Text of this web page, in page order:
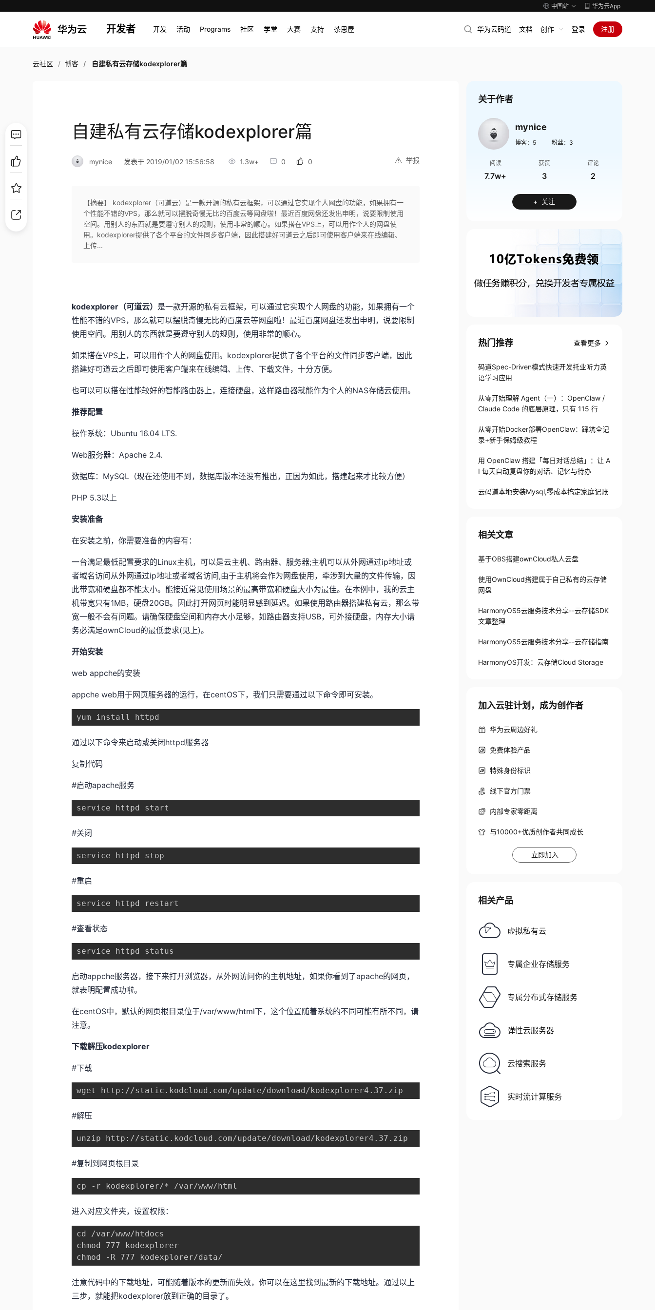
中国站 华为云App
开发者 开发 活动 Programs 社区 学堂 大赛 支持 茶思屋 华为云码道 文档 创作 登录 注册
云社区 博客 自建私有云存储kodexplorer篇
自建私有云存储kodexplorer篇
举报
mynice 发表于 2019/01/02 15:56:58 1.3w+ 0 0
【摘要】 kodexplorer（可道云）是一款开源的私有云框架，可以通过它实现个人网盘的功能，如果拥有一
个性能不错的VPS，那么就可以摆脱奇慢无比的百度云等网盘啦！最近百度网盘还发出申明，说要限制使用
空间。用别人的东西就是要遵守别人的规则，使用非常的顺心。如果搭在VPS上，可以用作个人的网盘使
用。kodexplorer提供了各个平台的文件同步客户端，因此搭建好可道云之后即可使用客户端来在线编辑、
上传...
kodexplorer（可道云） 是一款开源的私有云框架，可以通过它实现个人网盘的功能，如果拥有一个
性能不错的VPS，那么就可以摆脱奇慢无比的百度云等网盘啦！最近百度网盘还发出申明，说要限制
使用空间。用别人的东西就是要遵守别人的规则，使用非常的顺心。
如果搭在VPS上，可以用作个人的网盘使用。kodexplorer提供了各个平台的文件同步客户端，因此
搭建好可道云之后即可使用客户端来在线编辑、上传、下载文件，十分方便。
也可以可以搭在性能较好的智能路由器上，连接硬盘，这样路由器就能作为个人的NAS存储云使用。
推荐配置
操作系统：Ubuntu 16.04 LTS.
Web服务器：Apache 2.4.
数据库：MySQL（现在还使用不到，数据库版本还没有推出，正因为如此，搭建起来才比较方便）
PHP 5.3以上
安装准备
在安装之前，你需要准备的内容有：
一台满足最低配置要求的Linux主机，可以是云主机、路由器、服务器;主机可以从外网通过ip地址或
者域名访问从外网通过ip地址或者域名访问,由于主机将会作为网盘使用，牵涉到大量的文件传输，因
此带宽和硬盘都不能太小。能接近常见使用场景的最高带宽和硬盘大小为最佳。在本例中，我的云主
机带宽只有1MB，硬盘20GB。因此打开网页时能明显感到延迟。如果使用路由器搭建私有云，那么带
宽一般不会有问题。请确保硬盘空间和内存大小足够，如路由器支持USB，可外接硬盘，内存大小请
务必满足ownCloud的最低要求(见上)。
开始安装
web appche的安装
appche web用于网页服务器的运行，在centOS下，我们只需要通过以下命令即可安装。
yum install httpd
通过以下命令来启动或关闭httpd服务器
复制代码
#启动apache服务
service httpd start
#关闭
service httpd stop
#重启
service httpd restart
#查看状态
service httpd status
启动appche服务器，接下来打开浏览器，从外网访问你的主机地址，如果你看到了apache的网页，
就表明配置成功啦。
在centOS中，默认的网页根目录位于/var/www/html下，这个位置随着系统的不同可能有所不同，请
注意。
下载解压kodexplorer
#下载
wget http://static.kodcloud.com/update/download/kodexplorer4.37.zip
#解压
unzip http://static.kodcloud.com/update/download/kodexplorer4.37.zip
#复制到网页根目录
cp -r kodexplorer/* /var/www/html
进入对应文件夹，设置权限：
cd /var/www/htdocs
chmod 777 kodexplorer
chmod -R 777 kodexplorer/data/
注意代码中的下载地址，可能随着版本的更新而失效，你可以在这里找到最新的下载地址。通过以上
三步，就能把kodexplorer放到正确的目录了。
关于作者
mynice
博客： 5 粉丝： 3
阅读
7.7w+
获赞
3
评论
2
+ 关注
热门推荐 查看更多
码道Spec-Driven模式快速开发托业听力英
语学习应用
从零开始理解 Agent（一）：OpenClaw /
Claude Code 的底层原理，只有 115 行
从零开始Docker部署OpenClaw：踩坑全记
录+新手保姆级教程
用 OpenClaw 搭建「每日对话总结」：让 A
I 每天自动复盘你的对话、记忆与待办
云码道本地安装Mysql,零成本搞定家庭记账
相关文章
基于OBS搭建ownCloud私人云盘
使用OwnCloud搭建属于自己私有的云存储
网盘
HarmonyOS5云服务技术分享--云存储SDK
文章整理
HarmonyOS5云服务技术分享--云存储指南
HarmonyOS开发：云存储Cloud Storage
加入云驻计划，成为创作者
华为云周边好礼
免费体验产品
特殊身份标识
线下官方门票
内部专家零距离
与10000+优质创作者共同成长
立即加入
相关产品
虚拟私有云
专属企业存储服务
专属分布式存储服务
弹性云服务器
云搜索服务
实时流计算服务